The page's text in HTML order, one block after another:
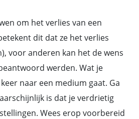
om het verlies van een
dit dat ze het verlies
voor anderen kan het de wens
werden. Wat je
naar een medium gaat. Ga
is dat je verdrietig
Wees erop voorbereid